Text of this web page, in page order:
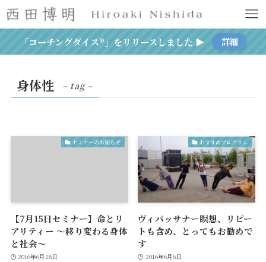
「コーチングダイス®」をリリースしました ▶ 詳細
身体性 – tag –
セミナーのお知らせ
【7月15日セミナー】命とリ
アリティー ～移り変わる身体
と社会～
2016年6月28日
おすすめプログラム
ヴィパッサナー瞑想、リピー
トも含め、とってもお勧めで
す
2016年6月6日